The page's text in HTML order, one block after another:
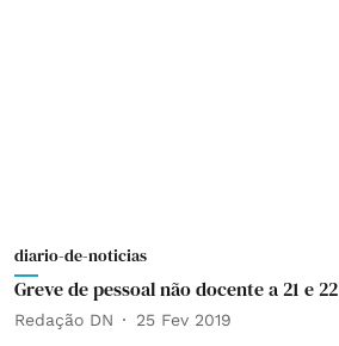
diario-de-noticias
Greve de pessoal não docente a 21 e
Redação DN 25 Fev 2019